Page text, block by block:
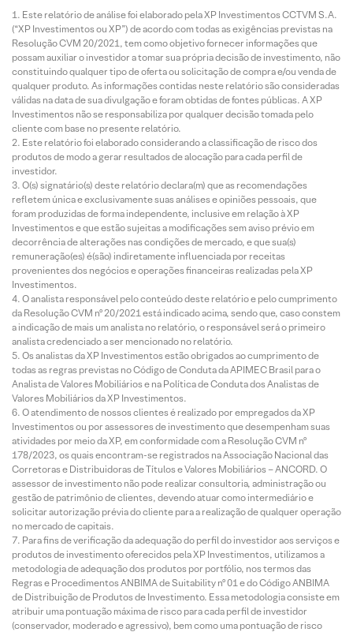
Este relatório de análise foi elaborado pela XP Investimentos CCTVM S.A.
(“XP Investimentos ou XP”) de acordo com todas as exigências previstas na
Resolução CVM 20/2021, tem como objetivo fornecer informações que
possam auxiliar o investidor a tomar sua própria decisão de investimento, não
constituindo qualquer tipo de oferta ou solicitação de compra e/ou venda de
qualquer produto. As informações contidas neste relatório são consideradas
válidas na data de sua divulgação e foram obtidas de fontes públicas. A XP
Investimentos não se responsabiliza por qualquer decisão tomada pelo
cliente com base no presente relatório.
Este relatório foi elaborado considerando a classificação de risco dos
produtos de modo a gerar resultados de alocação para cada perfil de
investidor.
O(s) signatário(s) deste relatório declara(m) que as recomendações
refletem única e exclusivamente suas análises e opiniões pessoais, que
foram produzidas de forma independente, inclusive em relação à XP
Investimentos e que estão sujeitas a modificações sem aviso prévio em
decorrência de alterações nas condições de mercado, e que sua(s)
remuneração(es) é(são) indiretamente influenciada por receitas
provenientes dos negócios e operações financeiras realizadas pela XP
Investimentos.
O analista responsável pelo conteúdo deste relatório e pelo cumprimento
da Resolução CVM nº 20/2021 está indicado acima, sendo que, caso constem
a indicação de mais um analista no relatório, o responsável será o primeiro
analista credenciado a ser mencionado no relatório.
Os analistas da XP Investimentos estão obrigados ao cumprimento de
todas as regras previstas no Código de Conduta da APIMEC Brasil para o
Analista de Valores Mobiliários e na Política de Conduta dos Analistas de
Valores Mobiliários da XP Investimentos.
O atendimento de nossos clientes é realizado por empregados da XP
Investimentos ou por assessores de investimento que desempenham suas
atividades por meio da XP, em conformidade com a Resolução CVM nº
178/2023, os quais encontram-se registrados na Associação Nacional das
Corretoras e Distribuidoras de Títulos e Valores Mobiliários – ANCORD. O
assessor de investimento não pode realizar consultoria, administração ou
gestão de patrimônio de clientes, devendo atuar como intermediário e
solicitar autorização prévia do cliente para a realização de qualquer operação
no mercado de capitais.
Para fins de verificação da adequação do perfil do investidor aos serviços e
produtos de investimento oferecidos pela XP Investimentos, utilizamos a
metodologia de adequação dos produtos por portfólio, nos termos das
Regras e Procedimentos ANBIMA de Suitability nº 01 e do Código ANBIMA
de Distribuição de Produtos de Investimento. Essa metodologia consiste em
atribuir uma pontuação máxima de risco para cada perfil de investidor
(conservador, moderado e agressivo), bem como uma pontuação de risco